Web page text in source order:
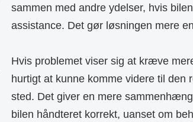
sammen med andre ydelser, hvis
assistance. Det gør løsningen mere
Hvis problemet viser sig at kræve
hurtigt at kunne komme videre til den
sted. Det giver en mere
bilen håndteret korrekt, uanset om